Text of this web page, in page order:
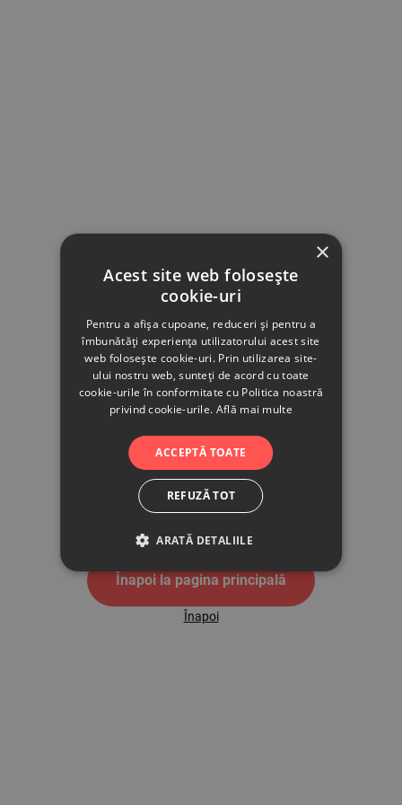
500
Înapoi la pagina principală
Înapoi
×
Acest site web folosește
cookie-uri
Pentru a afișa cupoane, reduceri și pentru a
îmbunătăți experiența utilizatorului acest site
web folosește cookie-uri. Prin utilizarea site-
ului nostru web, sunteți de acord cu toate
cookie-urile în conformitate cu Politica noastră
privind cookie-urile. Află mai multe
ACCEPTĂ TOATE
REFUZĂ TOT
ARATĂ DETALIILE